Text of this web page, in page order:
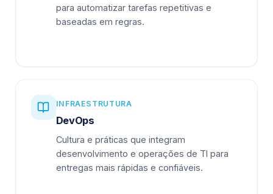
para automatizar tarefas repetitivas e
baseadas em regras.
INFRAESTRUTURA
DevOps
Cultura e práticas que integram
desenvolvimento e operações de TI para
entregas mais rápidas e confiáveis.